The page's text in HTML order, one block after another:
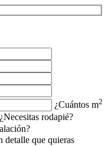
¿Cuántos m2
¿Necesitas rodapié?
detalle que quieras